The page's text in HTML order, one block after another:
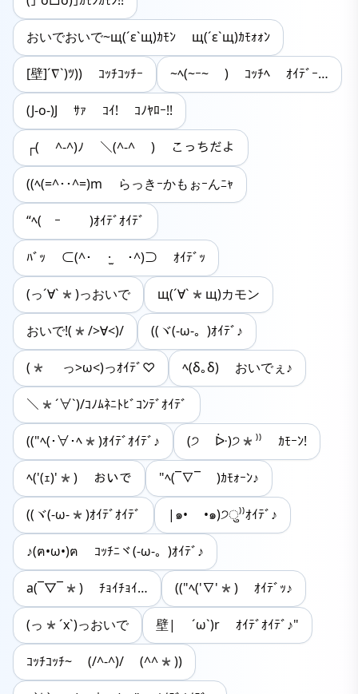
おいでおいで~щ(´ε`щ)ｶﾓﾝ щ(´ε`щ)ｶﾓｫｫﾝ
[壁]´∇`)ﾂ)) ｺｯﾁｺｯﾁｰ ~ﾍ(~ｰ~ ) ｺｯﾁﾍ ｵｲﾃﾞｰ…
(J-o-)J ｻｧ ｺｲ! ｺﾉﾔﾛｰ!!
┌( ^-^)ﾉ ＼(^-^ ) こっちだよ
((ﾍ(=^･･^=)m らっきｰかもぉｰんﾆｬ
“ﾍ(￣ｰ￣ )ｵｲﾃﾞｵｲﾃﾞ
ﾊﾞｯ ⊂(^･ ·̫ ･^)⊃ ｵｲﾃﾞｯ
(っ´∀`*)っおいで щ(´∀`*щ)カモン
おいで!(*/>∀<)/ ((ヾ(-ω-。)ｵｲﾃﾞ♪
(* っ>ω<)っｵｲﾃﾞ♡ ﾍ(δ｡δ) おいでぇ♪
＼*´∀`)/ｺﾉﾑﾈﾆﾄﾋﾞｺﾝﾃﾞｵｲﾃﾞ
(("ﾍ(･∀･ﾍ*)ｵｲﾃﾞｵｲﾃﾞ♪ (੭ ᐕ)੭*⁾⁾ ｶﾓｰﾝ!
ﾍ('(ｪ)'*) おいで "ﾍ(¯∇¯ )ｶﾓｫｰﾝ♪
((ヾ(-ω-*)ｵｲﾃﾞｵｲﾃﾞ |๑• •๑)੭ु⁾⁾ｵｲﾃﾞ♪
♪(ฅ•ω•)ฅ ｺｯﾁﾆヾ(-ω-。)ｵｲﾃﾞ♪
а(¯▽¯*) ﾁｮｲﾁｮｲ… (("ﾍ('∇'*) ｵｲﾃﾞｯ♪
(っ*´x`)っおいで 壁| ´ω`)r ｵｲﾃﾞｵｲﾃﾞ♪"
ｺｯﾁｺｯﾁ~ (/^-^)/ (^^*))